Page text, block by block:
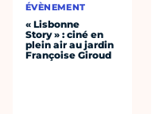
ÉVÈNEMENT
« Lisbonne
Story » : ciné en
plein air au jardin
Françoise Giroud